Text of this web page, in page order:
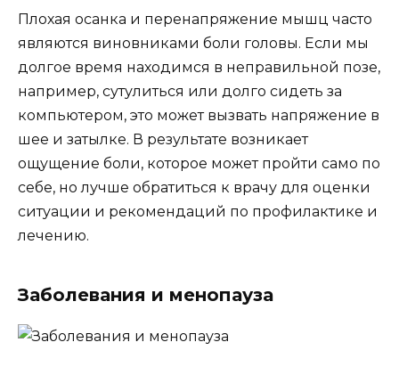
Плохая осанка и перенапряжение мышц часто
являются виновниками боли головы. Если мы
долгое время находимся в неправильной позе,
например, сутулиться или долго сидеть за
компьютером, это может вызвать напряжение в
шее и затылке. В результате возникает
ощущение боли, которое может пройти само по
себе, но лучше обратиться к врачу для оценки
ситуации и рекомендаций по профилактике и
лечению.
Заболевания и менопауза